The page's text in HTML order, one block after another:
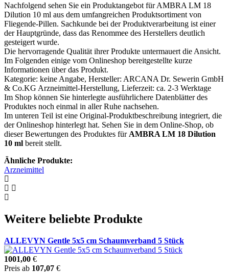
Nachfolgend sehen Sie ein Produktangebot für AMBRA LM 18
Dilution 10 ml aus dem umfangreichen Produktsortiment von
Fliegende-Pillen. Sachkunde bei der Produktverarbeitung ist einer
der Hauptgründe, dass das Renommee des Herstellers deutlich
gesteigert wurde.
Die hervorragende Qualität ihrer Produkte untermauert die Ansicht.
Im Folgenden einige vom Onlineshop bereitgestellte kurze
Informationen über das Produkt.
Kategorie: keine Angabe, Hersteller: ARCANA Dr. Sewerin GmbH
& Co.KG Arzneimittel-Herstellung, Lieferzeit: ca. 2-3 Werktage
Im Shop können Sie hinterlegte ausführlichere Datenblätter des
Produktes noch einmal in aller Ruhe nachsehen.
Im unteren Teil ist eine Original-Produktbeschreibung integriert, die
der Onlineshop hinterlegt hat. Sehen Sie in dem Online-Shop, ob
dieser Bewertungen des Produktes für AMBRA LM 18 Dilution
10 ml bereit stellt.
Ähnliche Produkte:
Arzneimittel
Weitere beliebte Produkte
ALLEVYN Gentle 5x5 cm Schaumverband 5 Stück
1001,00 €
Preis ab 107,07 €